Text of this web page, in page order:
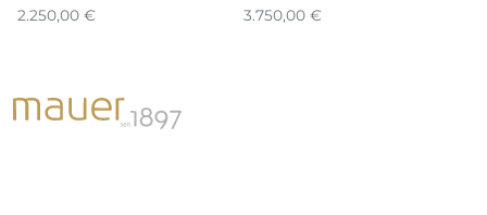
2.250,00 € 3.750,00 €